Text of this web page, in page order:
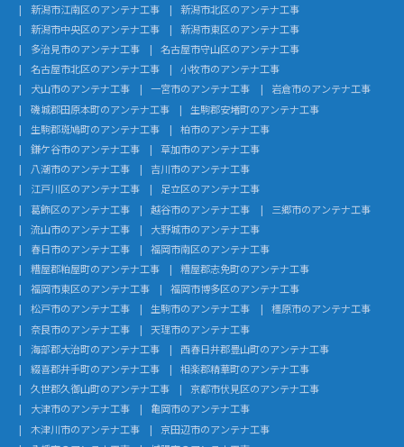
新潟市江南区のアンテナ工事
新潟市北区のアンテナ工事
新潟市中央区のアンテナ工事
新潟市東区のアンテナ工事
多治見市のアンテナ工事
名古屋市守山区のアンテナ工事
名古屋市北区のアンテナ工事
小牧市のアンテナ工事
犬山市のアンテナ工事
一宮市のアンテナ工事
岩倉市のアンテナ工事
磯城郡田原本町のアンテナ工事
生駒郡安堵町のアンテナ工事
生駒郡斑鳩町のアンテナ工事
柏市のアンテナ工事
鎌ケ谷市のアンテナ工事
草加市のアンテナ工事
八潮市のアンテナ工事
吉川市のアンテナ工事
江戸川区のアンテナ工事
足立区のアンテナ工事
葛飾区のアンテナ工事
越谷市のアンテナ工事
三郷市のアンテナ工事
流山市のアンテナ工事
大野城市のアンテナ工事
春日市のアンテナ工事
福岡市南区のアンテナ工事
糟屋郡粕屋町のアンテナ工事
糟屋郡志免町のアンテナ工事
福岡市東区のアンテナ工事
福岡市博多区のアンテナ工事
松戸市のアンテナ工事
生駒市のアンテナ工事
橿原市のアンテナ工事
奈良市のアンテナ工事
天理市のアンテナ工事
海部郡大治町のアンテナ工事
西春日井郡豊山町のアンテナ工事
綴喜郡井手町のアンテナ工事
相楽郡精華町のアンテナ工事
久世郡久御山町のアンテナ工事
京都市伏見区のアンテナ工事
大津市のアンテナ工事
亀岡市のアンテナ工事
木津川市のアンテナ工事
京田辺市のアンテナ工事